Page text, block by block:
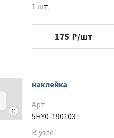
1 шт.
175 ₽/шт
наклейка
Арт.
5HY0-190103
В узле